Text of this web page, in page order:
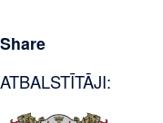
Share
ATBALSTĪTĀJI: